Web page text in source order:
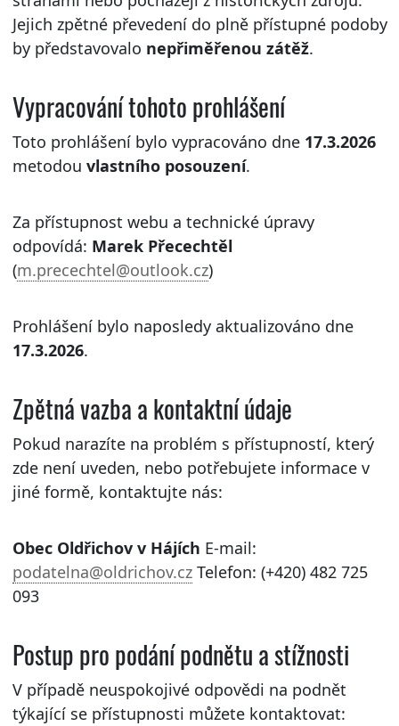
Jejich zpětné převedení do plně přístupné podoby
by představovalo nepřiměřenou zátěž.
Vypracování tohoto prohlášení
Toto prohlášení bylo vypracováno dne 17.3.2026
metodou vlastního posouzení.
Za přístupnost webu a technické úpravy
odpovídá: Marek Přecechtěl
(m.precechtel@outlook.cz)
Prohlášení bylo naposledy aktualizováno dne
17.3.2026.
Zpětná vazba a kontaktní údaje
Pokud narazíte na problém s přístupností, který
zde není uveden, nebo potřebujete informace v
jiné formě, kontaktujte nás:
Obec Oldřichov v Hájích E-mail:
podatelna@oldrichov.czTelefon: (+420) 482 725
093
Postup pro podání podnětu a stížnosti
V případě neuspokojivé odpovědi na podnět
týkající se přístupnosti můžete kontaktovat: